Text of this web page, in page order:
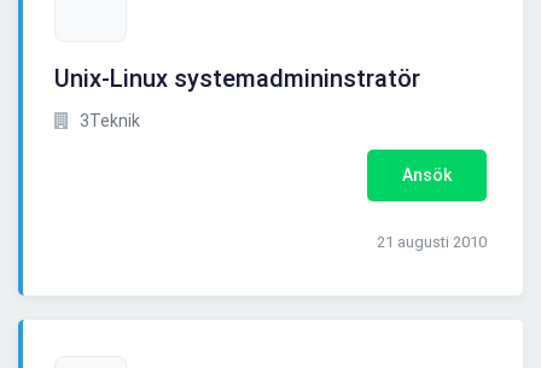
Unix-Linux systemadmininstratör
3Teknik
Ansök
21 augusti 2010